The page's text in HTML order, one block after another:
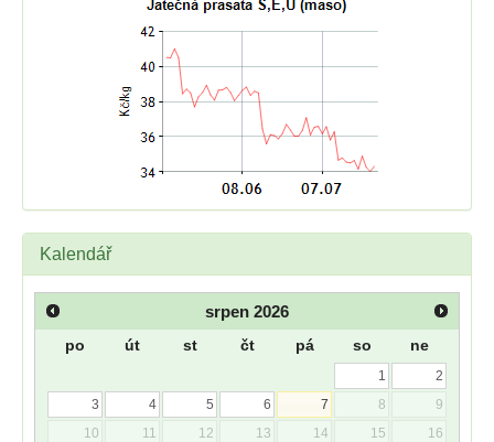
Kalendář
srpen 2026
po út st čt pá so ne
1
2
3
4 5 6 7 8
9
10
11 12 13 14 15
16